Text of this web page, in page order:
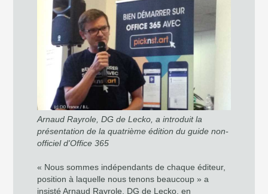
Arnaud Rayrole, DG de Lecko, a introduit la
présentation de la quatrième édition du guide non-
officiel d'Office 365
« Nous sommes indépendants de chaque éditeur,
position à laquelle nous tenons beaucoup » a
insisté Arnaud Rayrole, DG de Lecko, en